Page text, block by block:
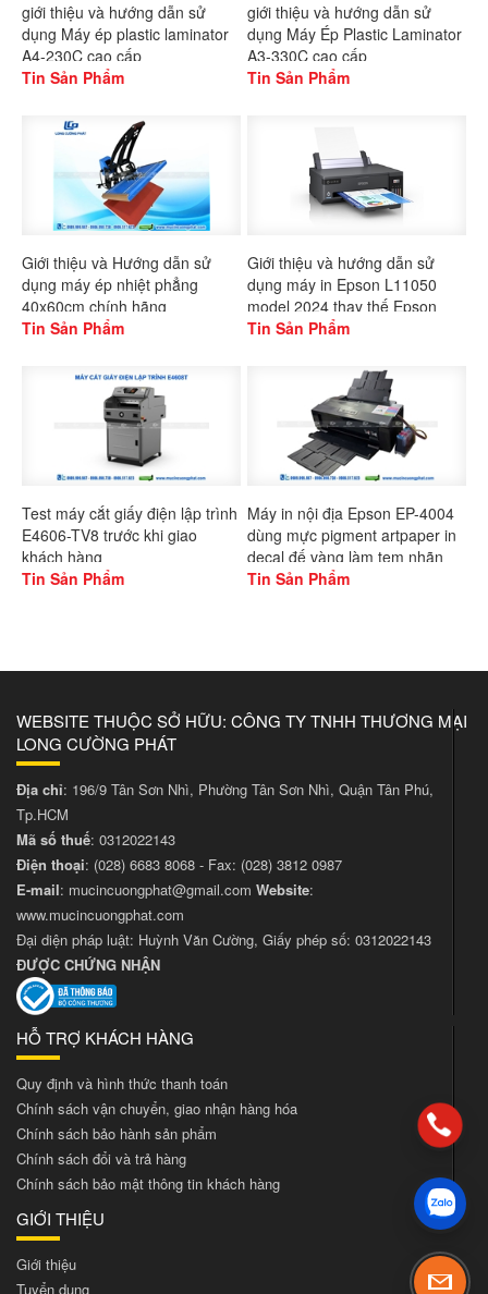
giới thiệu và hướng dẫn sử
dụng Máy ép plastic laminator
A4-230C cao cấp
Tin Sản Phẩm
giới thiệu và hướng dẫn sử
dụng Máy Ép Plastic Laminator
A3-330C cao cấp
Tin Sản Phẩm
Giới thiệu và Hướng dẫn sử
dụng máy ép nhiệt phẳng
40x60cm chính hãng
Gaoshang
Tin Sản Phẩm
Giới thiệu và hướng dẫn sử
dụng máy in Epson L11050
model 2024 thay thế Epson
L1300
Tin Sản Phẩm
Test máy cắt giấy điện lập trình
E4606-TV8 trước khi giao
khách hàng
Tin Sản Phẩm
Máy in nội địa Epson EP-4004
dùng mực pigment artpaper in
decal đế vàng làm tem nhãn
Tin Sản Phẩm
WEBSITE THUỘC SỞ HỮU: CÔNG TY TNHH THƯƠNG MẠI
LONG CƯỜNG PHÁT
Địa chỉ: 196/9 Tân Sơn Nhì, Phường Tân Sơn Nhì, Quận Tân Phú,
Tp.HCM
Mã số thuế: 0312022143
Điện thoại: (028) 6683 8068 - Fax: (028) 3812 0987
E-mail: mucincuongphat@gmail.com Website:
www.mucincuongphat.com
Đại diện pháp luật: Huỳnh Văn Cường, Giấy phép số: 0312022143
ĐƯỢC CHỨNG NHẬN
HỖ TRỢ KHÁCH HÀNG
Quy định và hình thức thanh toán
Chính sách vận chuyển, giao nhận hàng hóa
Chính sách bảo hành sản phẩm
Chính sách đổi và trả hàng
Chính sách bảo mật thông tin khách hàng
GIỚI THIỆU
Giới thiệu
Tuyển dụng